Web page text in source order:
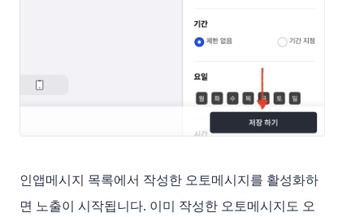
인앱메시지 목록에서 작성한 오토메시지를 활성화하
면 노출이 시작됩니다. 이미 작성한 오토메시지도 오